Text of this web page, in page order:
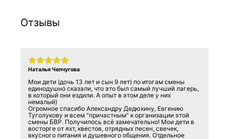
Отзывы
Наталья Чепчугова
Мои дети (дочь 13 лет и сын 9 лет) по итогам смены
единодушно сказали, что это был самый лучший лагерь,
в который они ездили. А опыт в этом деле у них
немалый)
Огромное спасибо Александру Дедюхину, Евгению
Туголукову и всем "причастным" к организации этой
смены БВР. Получилось всё замечательно! Мои дети в
восторге от яхт, квестов, отрядных песен, свечек,
вкусного питания и душевного общения. Отдельное